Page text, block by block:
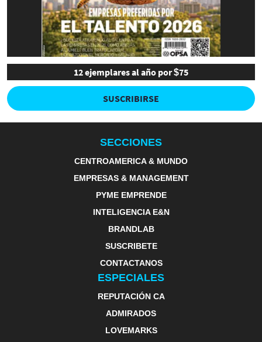
12 ejemplares al año por $75
SUSCRIBIRSE
SECCIONES
CENTROAMERICA & MUNDO
EMPRESAS & MANAGEMENT
PYME EMPRENDE
INTELIGENCIA E&N
BRANDLAB
SUSCRIBETE
CONTACTANOS
ESPECIALES
REPUTACIÓN CA
ADMIRADOS
LOVEMARKS